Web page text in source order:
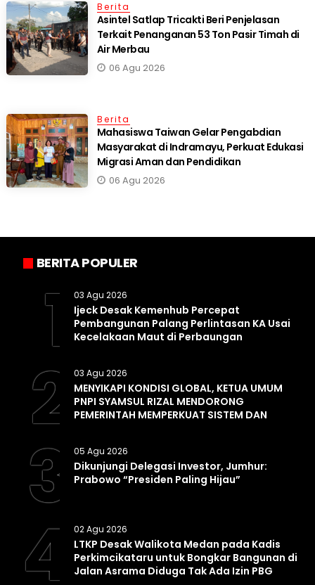
Berita
Asintel Satlap Tricakti Beri Penjelasan
Terkait Penanganan 53 Ton Pasir Timah di
Air Merbau
06 Agu 2026
Berita
Mahasiswa Taiwan Gelar Pengabdian
Masyarakat di Indramayu, Perkuat Edukasi
Migrasi Aman dan Pendidikan
06 Agu 2026
BERITA POPULER
1 03 Agu 2026
Ijeck Desak Kemenhub Percepat
Pembangunan Palang Perlintasan KA Usai
Kecelakaan Maut di Perbaungan
2 03 Agu 2026
MENYIKAPI KONDISI GLOBAL, KETUA UMUM
PNPI SYAMSUL RIZAL MENDORONG
PEMERINTAH MEMPERKUAT SISTEM DAN
3 05 Agu 2026
Dikunjungi Delegasi Investor, Jumhur:
Prabowo “Presiden Paling Hijau”
4 02 Agu 2026
LTKP Desak Walikota Medan pada Kadis
Perkimcikataru untuk Bongkar Bangunan di
Jalan Asrama Diduga Tak Ada Izin PBG